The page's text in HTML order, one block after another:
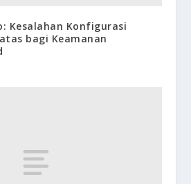
Kesalahan Konfigurasi
bagi Keamanan